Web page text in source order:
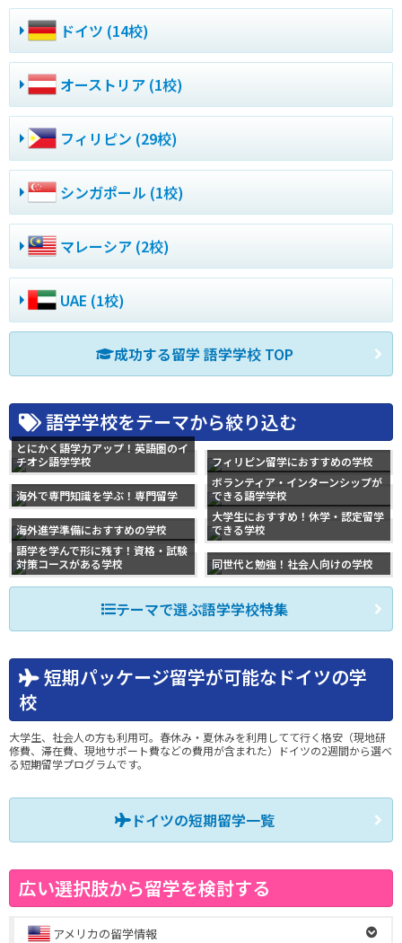
ドイツ (14校)
オーストリア (1校)
フィリピン (29校)
シンガポール (1校)
マレーシア (2校)
UAE (1校)
成功する留学 語学学校 TOP
語学学校をテーマから絞り込む
とにかく語学力アップ！英語圏のイ
チオシ語学学校
フィリピン留学におすすめの学校
海外で専門知識を学ぶ！専門留学
ボランティア・インターンシップが
できる語学学校
海外進学準備におすすめの学校
大学生におすすめ！休学・認定留学
できる学校
語学を学んで形に残す！資格・試験
対策コースがある学校
同世代と勉強！社会人向けの学校
テーマで選ぶ語学学校特集
短期パッケージ留学が可能なドイツの学
校
大学生、社会人の方も利用可。春休み・夏休みを利用してて行く格安（現地研
修費、滞在費、現地サポート費などの費用が含まれた）ドイツの2週間から選べ
る短期留学プログラムです。
ドイツの短期留学一覧
広い選択肢から留学を検討する
アメリカの留学情報